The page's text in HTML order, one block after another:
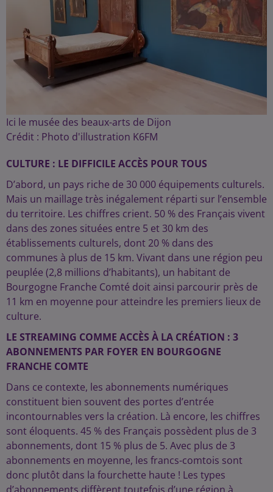
Ici le musée des beaux-arts de Dijon
Crédit : Photo d'illustration K6FM
CULTURE : LE DIFFICILE ACCÈS POUR TOUS
D’abord, un pays riche de 30 000 équipements culturels.
Mais un maillage très inégalement réparti sur l’ensemble
du territoire. Les chiffres crient. 50 % des Français vivent
dans des zones situées entre 5 et 30 km des
établissements culturels, dont 20 % dans des
communes à plus de 15 km. Vivant dans une région peu
peuplée (2,8 millions d’habitants), un habitant de
Bourgogne Franche Comté doit ainsi parcourir près de
11 km en moyenne pour atteindre les premiers lieux de
culture.
LE STREAMING COMME ACCÈS À LA CRÉATION : 3
ABONNEMENTS PAR FOYER EN BOURGOGNE
FRANCHE COMTE
Dans ce contexte, les abonnements numériques
constituent bien souvent des portes d’entrée
incontournables vers la création. Là encore, les chiffres
sont éloquents. 45 % des Français possèdent plus de 3
abonnements, dont 15 % plus de 5. Avec plus de 3
abonnements en moyenne, les francs-comtois sont
donc plutôt dans la fourchette haute ! Les types